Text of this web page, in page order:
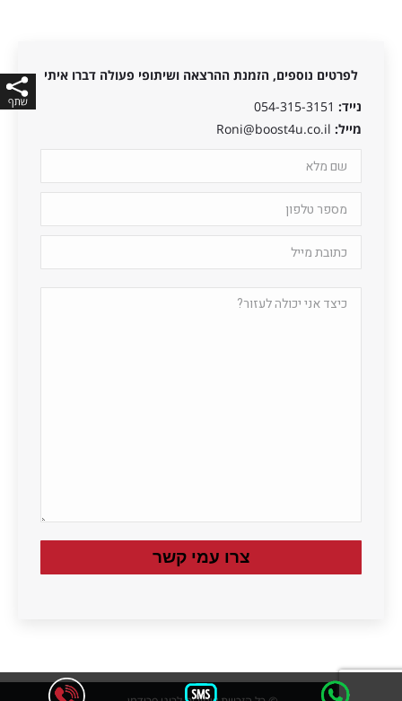
לפרטים נוספים, הזמנת ההרצאה ושיתופי פעולה דברו איתי
נייד: 054-315-3151
מייל: Roni@boost4u.co.il